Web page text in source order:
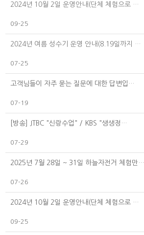
2024년 10월 2일 운영안내(단체 체험으로 …
09-25
2024년 여름 성수기 운영 안내(8.19일까지 …
07-25
고객님들이 자주 묻는 질문에 대한 답변입…
07-19
[방송] JTBC "신랑수업" / KBS "생생정…
07-29
2025년 7월 28일 ~ 31일 하늘자전거 체험만…
07-26
2024년 10월 2일 운영안내(단체 체험으로 …
09-25